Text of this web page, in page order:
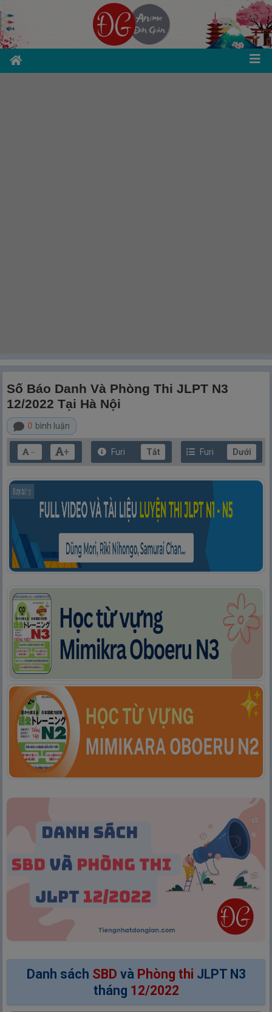
Số Báo Danh Và Phòng Thi JLPT N3
12/2022 Tại Hà Nội
0 bình luận
－ + Furi Tắt Furi Dưới
Danh sách SBD và Phòng thi JLPT N3
tháng 12/2022